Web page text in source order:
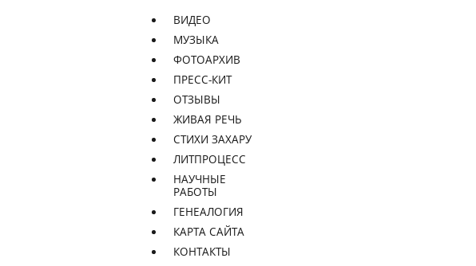
ВИДЕО
МУЗЫКА
ФОТОАРХИВ
ПРЕСС-КИТ
ОТЗЫВЫ
ЖИВАЯ РЕЧЬ
СТИХИ ЗАХАРУ
ЛИТПРОЦЕСС
НАУЧНЫЕ
РАБОТЫ
ГЕНЕАЛОГИЯ
КАРТА САЙТА
КОНТАКТЫ